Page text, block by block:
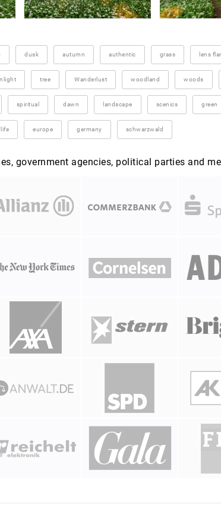
dusk autumn authentic grass lens
tree Wanderlust woodland woods
spiritual dawn landscape scenics green
europe germany schwarzwald
government agencies, political parties and